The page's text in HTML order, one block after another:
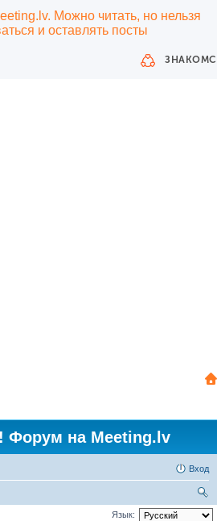
Можно читать, но нельзя
и оставлять посты
Форум на Meeting.lv
Вход
ои
Язык: